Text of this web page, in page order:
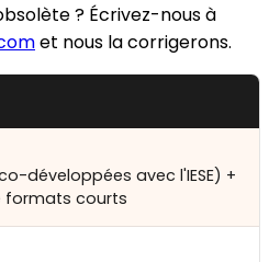
? Écrivez-nous à
et nous la corrigerons.
développées avec l'IESE) +
formats courts